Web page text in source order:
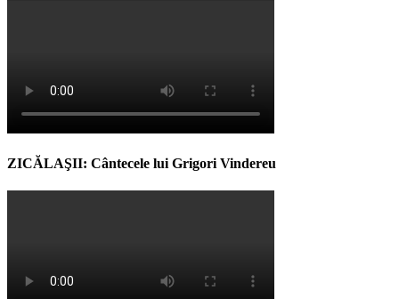
ZICĂLAŞII: Cântecele lui Grigori Vindereu